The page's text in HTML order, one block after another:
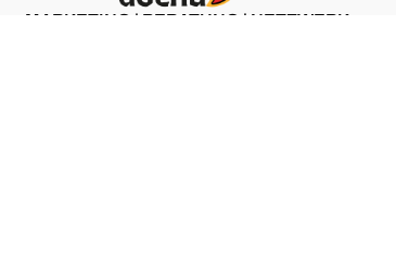
MARKETING | BERATUNG | NETZWERK